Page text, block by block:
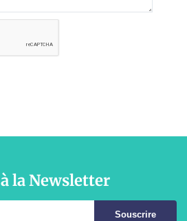
la Newsletter
Souscrire